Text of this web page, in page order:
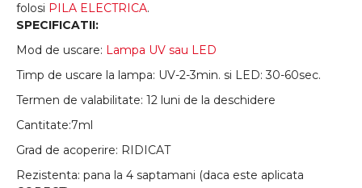
folosi PILA ELECTRICA.
SPECIFICATII:
Mod de uscare: Lampa UV sau LED
Timp de uscare la lampa: UV-2-3min. si LED: 30-60sec.
Termen de valabilitate: 12 luni de la deschidere
Cantitate:7ml
Grad de acoperire: RIDICAT
Rezistenta: pana la 4 saptamani (daca este aplicata